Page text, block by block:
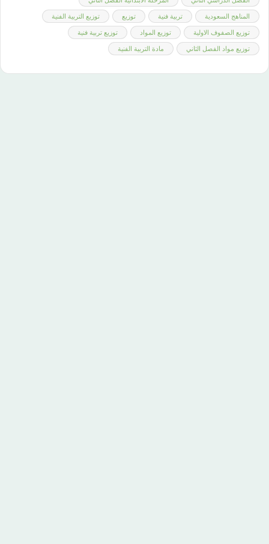
المناهج السعودية
تربية فنية توزيع
توزيع التربية الفنية
توزيع الصفوف الاولية
توزيع المواد
توزيع تربية فنية
توزيع مواد الفصل الثاني
مادة التربية الفنية